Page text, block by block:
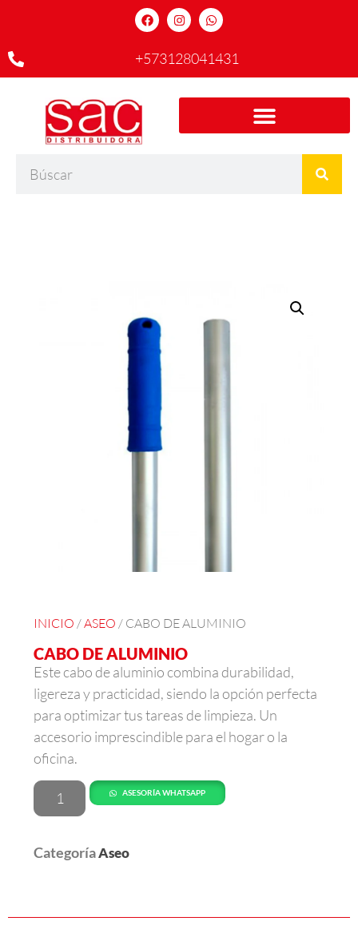
+573128041431
INICIO /ASEO / CABO DE ALUMINIO
CABO DE ALUMINIO
Este cabo de aluminio combina durabilidad,
ligereza y practicidad, siendo la opción perfecta
para optimizar tus tareas de limpieza. Un
accesorio imprescindible para el hogar o la
oficina.
ASESORÍA WHATSAPP
CategoríaAseo